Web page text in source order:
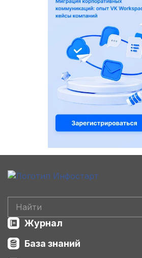
Журнал
База знаний